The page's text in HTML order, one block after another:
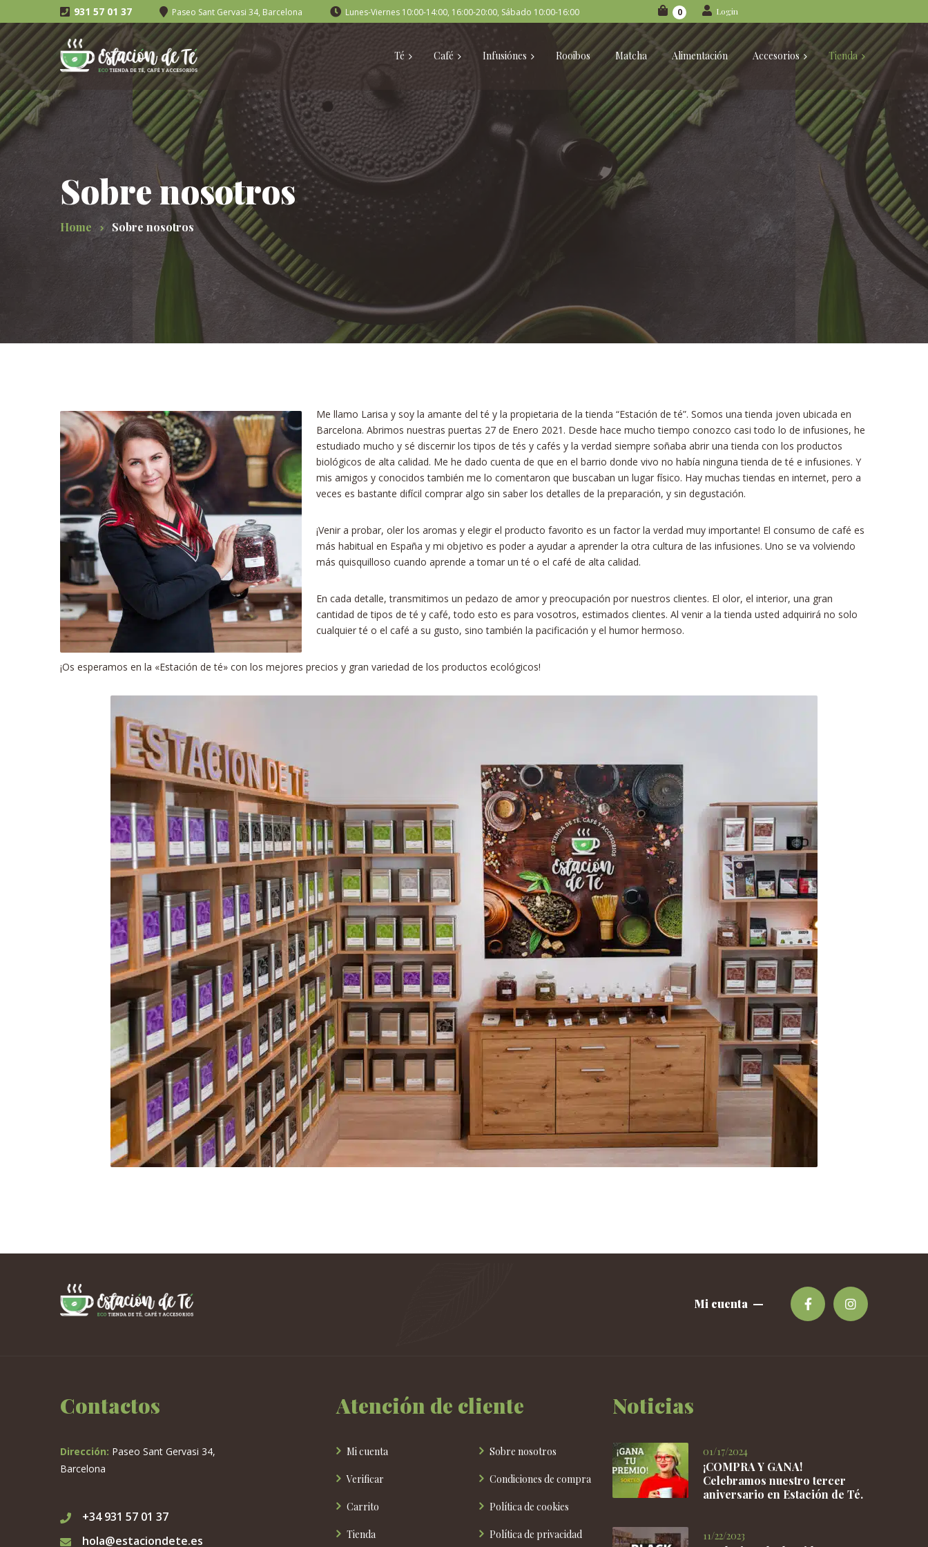
931 57 01 37 Paseo Sant Gervasi 34, Barcelona Lunes-Viernes 10:00-14:00, 16:00-20:00, Sábado 10:00-16:00 0 Login
Té Café Infusiónes Rooibos Matcha Alimentación Accesorios Tienda
Sobre nosotros
Home Sobre nosotros
Me llamo Larisa y soy la amante del té y la propietaria de la tienda “Estación de té”. Somos una tienda joven ubicada en
Barcelona. Abrimos nuestras puertas 27 de Enero 2021. Desde hace mucho tiempo conozco casi todo lo de infusiones, he
estudiado mucho y sé discernir los tipos de tés y cafés y la verdad siempre soñaba abrir una tienda con los productos
biológicos de alta calidad. Me he dado cuenta de que en el barrio donde vivo no había ninguna tienda de té e infusiones. Y
mis amigos y conocidos también me lo comentaron que buscaban un lugar físico. Hay muchas tiendas en internet, pero a
veces es bastante difícil comprar algo sin saber los detalles de la preparación, y sin degustación.
¡Venir a probar, oler los aromas y elegir el producto favorito es un factor la verdad muy importante! El consumo de café es
más habitual en España y mi objetivo es poder a ayudar a aprender la otra cultura de las infusiones. Uno se va volviendo
más quisquilloso cuando aprende a tomar un té o el café de alta calidad.
En cada detalle, transmitimos un pedazo de amor y preocupación por nuestros clientes. El olor, el interior, una gran
cantidad de tipos de té y café, todo esto es para vosotros, estimados clientes. Al venir a la tienda usted adquirirá no solo
cualquier té o el café a su gusto, sino también la pacificación y el humor hermoso.
¡Os esperamos en la «Estación de té» con los mejores precios y gran variedad de los productos ecológicos!
Mi cuenta
Contactos
Dirección: Paseo Sant Gervasi 34,
Barcelona
+34 931 57 01 37
hola@estaciondete.es
Atención de cliente
Mi cuenta
Verificar
Carrito
Tienda
Sobre nosotros
Condiciones de compra
Política de cookies
Política de privacidad
Noticias
01/17/2024
¡COMPRA Y GANA!
Celebramos nuestro tercer
aniversario en Estación de Té.
11/22/2023